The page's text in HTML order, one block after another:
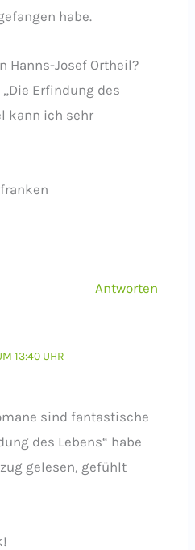
habe.
Hanns-Josef Ortheil?
Erfindung des
kann ich sehr
Antworten
13:40 UHR
sind fantastische
des Lebens“ habe
gelesen, gefühlt